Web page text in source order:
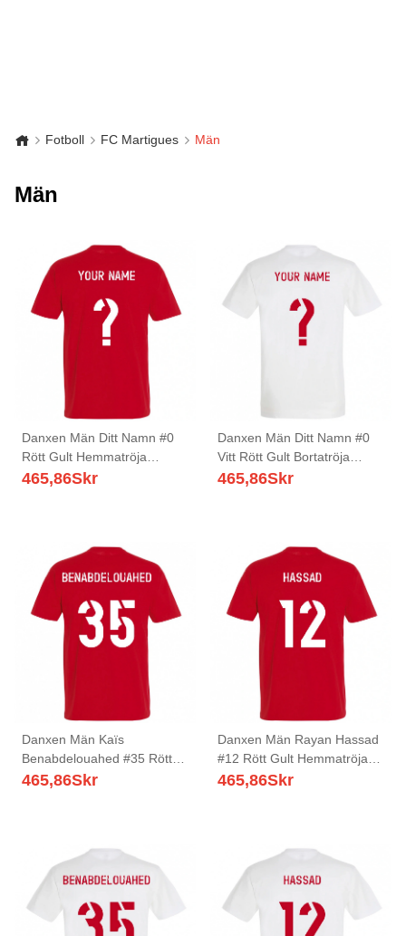
Fotboll FC Martigues Män
Män
Danxen Män Ditt Namn #0
Rött Gult Hemmatröja
Matchtröjor 2025/26 Tröjor
465,86Skr
Danxen Män Ditt Namn #0
Vitt Rött Gult Bortatröja
Matchtröjor 2025/26 Tröjor
465,86Skr
Danxen Män Kaïs
Benabdelouahed #35 Rött
Gult Hemmatröja Matchtröjor
465,86Skr
Danxen Män Rayan Hassad
#12 Rött Gult Hemmatröja
Matchtröjor 2025/26 Tröjor
465,86Skr